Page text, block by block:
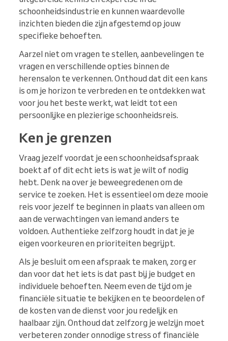
schoonheidsindustrie en kunnen waardevolle
inzichten bieden die zijn afgestemd op jouw
specifieke behoeften.
Aarzel niet om vragen te stellen, aanbevelingen te
vragen en verschillende opties binnen de
herensalon te verkennen. Onthoud dat dit een kans
is om je horizon te verbreden en te ontdekken wat
voor jou het beste werkt, wat leidt tot een
persoonlijke en plezierige schoonheidsreis.
Ken je grenzen
Vraag jezelf voordat je een schoonheidsafspraak
boekt af of dit echt iets is wat je wilt of nodig
hebt. Denk na over je beweegredenen om de
service te zoeken. Het is essentieel om deze mooie
reis voor jezelf te beginnen in plaats van alleen om
aan de verwachtingen van iemand anders te
voldoen. Authentieke zelfzorg houdt in dat je je
eigen voorkeuren en prioriteiten begrijpt.
Als je besluit om een afspraak te maken, zorg er
dan voor dat het iets is dat past bij je budget en
individuele behoeften. Neem even de tijd om je
financiële situatie te bekijken en te beoordelen of
de kosten van de dienst voor jou redelijk en
haalbaar zijn. Onthoud dat zelfzorg je welzijn moet
verbeteren zonder onnodige stress of financiële